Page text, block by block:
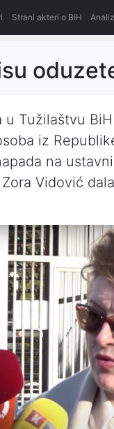
Strani akteri o BiH
u Tužilaštvu
iz
na
Vidović